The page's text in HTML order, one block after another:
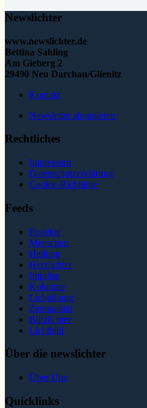
Newslichter
www.newslichter.de
Bettina Sahling
Am Gieberg 2
29490 Neu Darchau/Glienitz
Kontakt
Newsletter abonnieren
Rechtliches
Impressum
Datenschutzerklärung
Cookie-Richtlinie
Feeds
Projekte
Menschen
Heilung
Herzlichter
Impulse
Kolumne
Lichtübung
Zeitqualität
Blitzlichter
Lichtbild
Über die newslichter
Über Uns
Quicklinks